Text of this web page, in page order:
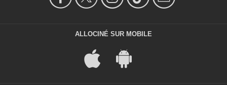
ALLOCINÉ SUR MOBILE